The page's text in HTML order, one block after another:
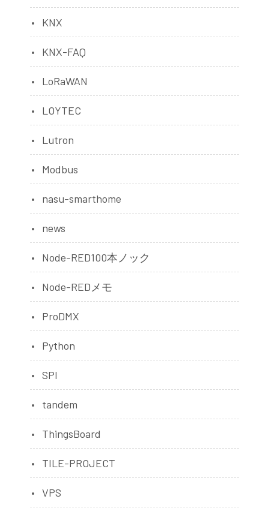
KNX
KNX-FAQ
LoRaWAN
LOYTEC
Lutron
Modbus
nasu-smarthome
news
Node-RED100本ノック
Node-REDメモ
ProDMX
Python
SPI
tandem
ThingsBoard
TILE-PROJECT
VPS